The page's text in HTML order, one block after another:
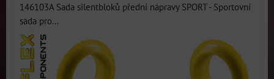
146103A Sada silentbloků přední nápravy SPORT - Sportovní
sada pro...